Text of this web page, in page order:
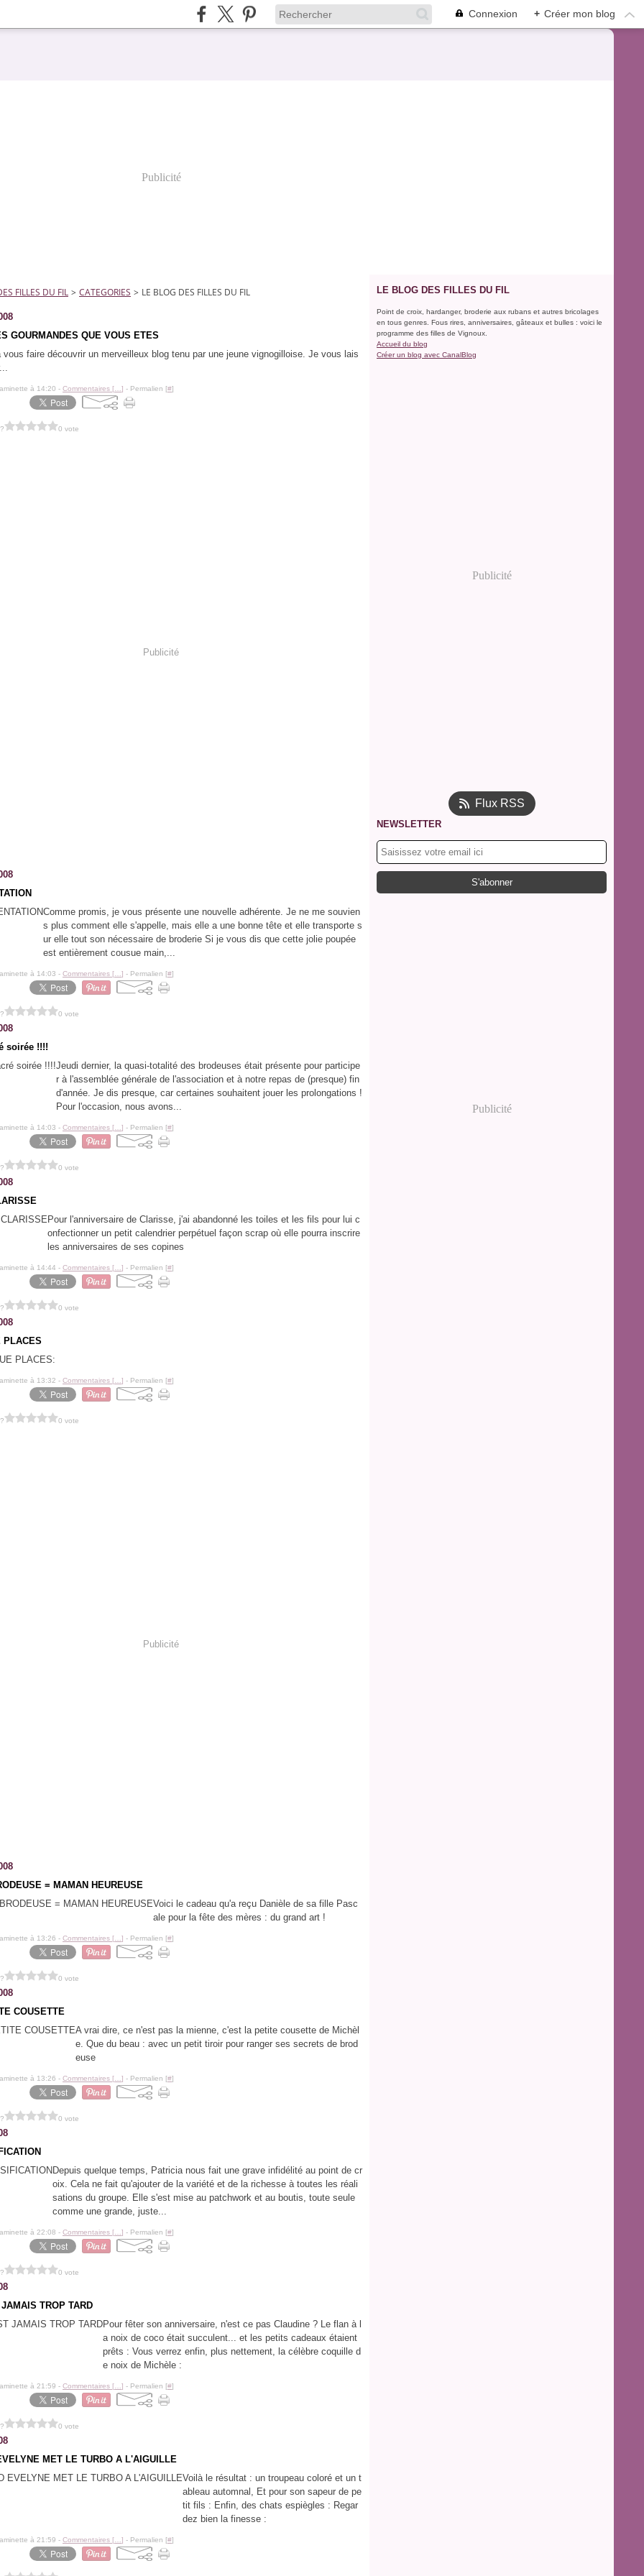
Connexion + Créer mon blog
Publicité
FILLES DU FIL > CATEGORIES > LE BLOG DES FILLES DU FIL
GOURMANDES QUE VOUS ETES
vous faire découvrir un merveilleux blog tenu par une jeune vignogilloise. Je vous lais
à 14:20 - Commentaires [ ] - Permalien [#]
0 vote
Publicité
Comme promis, je vous présente une nouvelle adhérente. Je ne me souvien
s plus comment elle s'appelle, mais elle a une bonne tête et elle transporte s
ur elle tout son nécessaire de broderie Si je vous dis que cette jolie poupée
est entièrement cousue main,...
à 14:03 - Commentaires [ ] - Permalien [#]
0 vote
soirée !!!!
Jeudi dernier, la quasi-totalité des brodeuses était présente pour participe
r à l'assemblée générale de l'association et à notre repas de (presque) fin
d'année. Je dis presque, car certaines souhaitent jouer les prolongations !
Pour l'occasion, nous avons...
à 14:03 - Commentaires [ ] - Permalien [#]
0 vote
Pour l'anniversaire de Clarisse, j'ai abandonné les toiles et les fils pour lui c
onfectionner un petit calendrier perpétuel façon scrap où elle pourra inscrire
les anniversaires de ses copines
à 14:44 - Commentaires [ ] - Permalien [#]
0 vote
PLACES
:
à 13:32 - Commentaires [ ] - Permalien [#]
0 vote
Publicité
= MAMAN HEUREUSE
Voici le cadeau qu'a reçu Danièle de sa fille Pasc
ale pour la fête des mères : du grand art !
à 13:26 - Commentaires [ ] - Permalien [#]
0 vote
COUSETTE
A vrai dire, ce n'est pas la mienne, c'est la petite cousette de Michèl
e. Que du beau : avec un petit tiroir pour ranger ses secrets de brod
euse
à 13:26 - Commentaires [ ] - Permalien [#]
0 vote
Depuis quelque temps, Patricia nous fait une grave infidélité au point de cr
oix. Cela ne fait qu'ajouter de la variété et de la richesse à toutes les réali
sations du groupe. Elle s'est mise au patchwork et au boutis, toute seule
comme une grande, juste...
à 22:08 - Commentaires [ ] - Permalien [#]
0 vote
JAMAIS TROP TARD
Pour fêter son anniversaire, n'est ce pas Claudine ? Le flan à l
a noix de coco était succulent... et les petits cadeaux étaient
prêts : Vous verrez enfin, plus nettement, la célèbre coquille d
e noix de Michèle :
à 21:59 - Commentaires [ ] - Permalien [#]
0 vote
MET LE TURBO A L'AIGUILLE
Voilà le résultat : un troupeau coloré et un t
ableau automnal, Et pour son sapeur de pe
tit fils : Enfin, des chats espiègles : Regar
dez bien la finesse :
à 21:59 - Commentaires [ ] - Permalien [#]
LE BLOG DES FILLES DU FIL
Point de croix, hardanger, broderie aux rubans et autres bricolages
en tous genres. Fous rires, anniversaires, gâteaux et bulles : voici le
programme des filles de Vignoux.
Accueil du blog
Créer un blog avec CanalBlog
Publicité
Flux RSS
NEWSLETTER
Publicité